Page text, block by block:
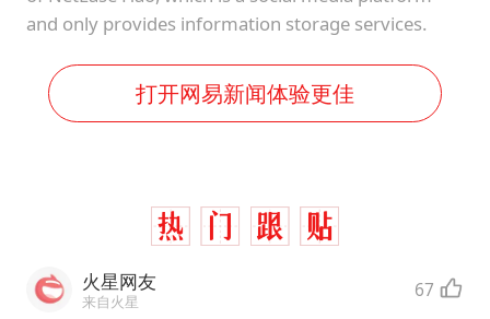
and only provides information storage services.
打开网易新闻体验更佳
火星网友
来自火星 67